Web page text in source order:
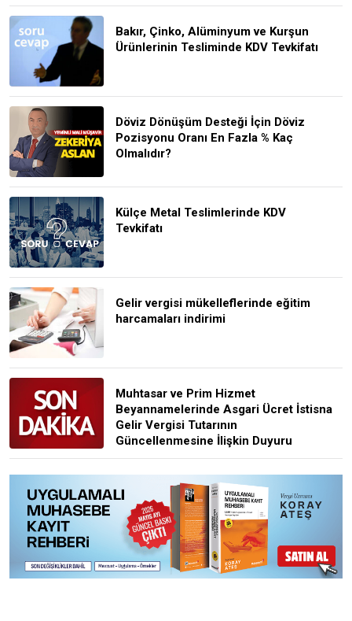
Bakır, Çinko, Alüminyum ve Kurşun
Ürünlerinin Tesliminde KDV Tevkifatı
Döviz Dönüşüm Desteği İçin Döviz
Pozisyonu Oranı En Fazla % Kaç
Olmalıdır?
Külçe Metal Teslimlerinde KDV
Tevkifatı
Gelir vergisi mükelleflerinde eğitim
harcamaları indirimi
Muhtasar ve Prim Hizmet
Beyannamelerinde Asgari Ücret İstisna
Gelir Vergisi Tutarının
Güncellenmesine İlişkin Duyuru